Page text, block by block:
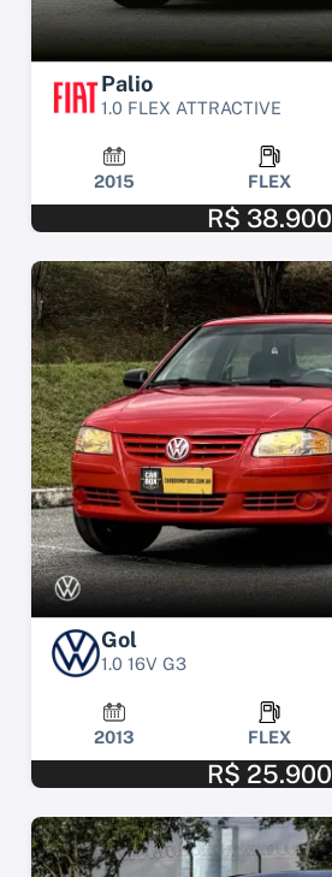
Palio
1.0 FLEX ATTRACTIVE
2015 FLEX
R$ 38.900
Gol
1.0 16V G3
2013 FLEX
R$ 25.900